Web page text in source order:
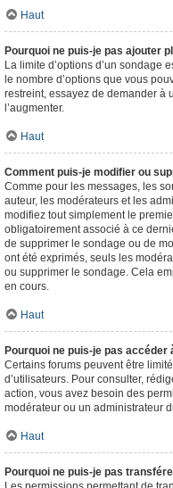
Haut
Pourquoi ne puis-je pas ajouter
La limite d’options d’un sondage
le nombre d’options que vous
restreint, essayez de demander à
l’augmenter.
Haut
Comment puis-je modifier ou
Comme pour les messages, les
auteur, les modérateurs et les
modifiez tout simplement le
obligatoirement associé à ce
de supprimer le sondage ou de
ont été exprimés, seuls les
ou supprimer le sondage. Cela
en cours.
Haut
Pourquoi ne puis-je pas accéder
Certains forums peuvent être
d’utilisateurs. Pour consulter,
action, vous avez besoin des
modérateur ou un administrateur
Haut
Pourquoi ne puis-je pas